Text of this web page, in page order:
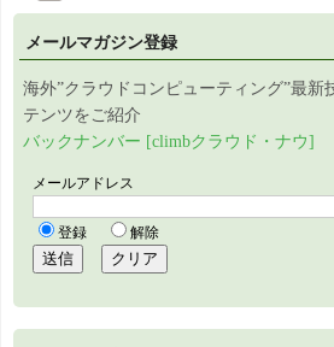
メールマガジン登録
海外”クラウドコンピューティング”最
テンツをご紹介
バックナンバー [climbクラウド・ナウ]